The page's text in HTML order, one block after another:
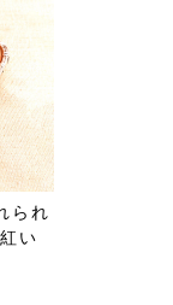
られ
い